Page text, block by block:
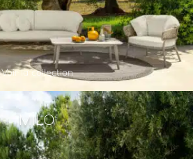
Voir la collection
MILO